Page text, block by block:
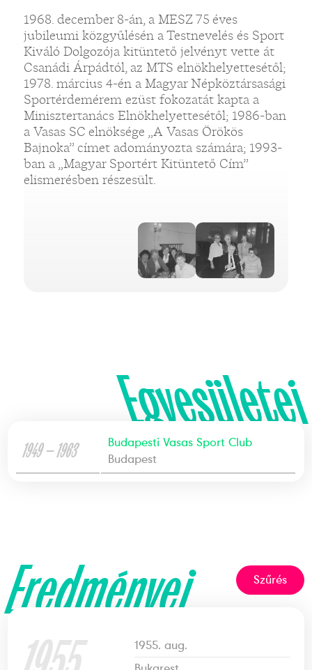
1968. december 8-án, a MESZ 75 éves
jubileumi közgyűlésén a Testnevelés és Sport
Kiváló Dolgozója kitüntető jelvényt vette át
Csanádi Árpádtól, az MTS elnökhelyettesétől;
1978. március 4-én a Magyar Népköztársasági
Sportérdemérem ezüst fokozatát kapta a
Minisztertanács Elnökhelyettesétől; 1986-ban
a Vasas SC elnöksége „A Vasas Örökös
Bajnoka” címet adományozta számára; 1993-
ban a „Magyar Sportért Kitüntető Cím”
elismerésben részesült.
Egyesületei
1949 — 1963
Budapesti Vasas Sport Club
Budapest
Eredményei Szűrés
1955. aug.